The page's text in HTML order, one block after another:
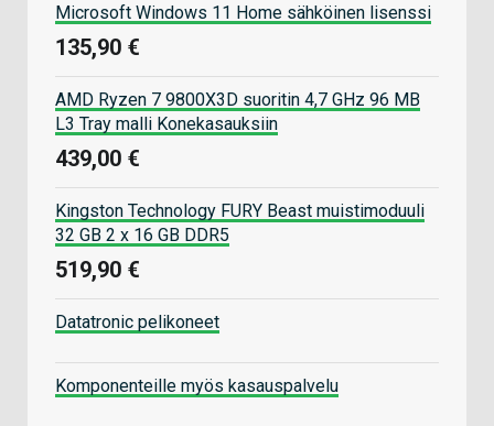
Microsoft Windows 11 Home sähköinen lisenssi
135,90 €
AMD Ryzen 7 9800X3D suoritin 4,7 GHz 96 MB
L3 Tray malli Konekasauksiin
439,00 €
Kingston Technology FURY Beast muistimoduuli
32 GB 2 x 16 GB DDR5
519,90 €
Datatronic pelikoneet
Komponenteille myös kasauspalvelu